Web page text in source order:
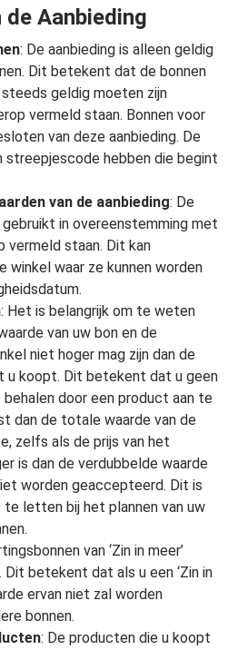
Aanbieding
: De aanbieding is alleen geldig
Dit betekent dat de bonnen
geldig moeten zijn
vermeld staan. Bonnen voor
van deze aanbieding. De
streepjescode hebben die begint
van de aanbieding: De
in overeenstemming met
vermeld staan. Dit kan
winkel waar ze kunnen worden
: Het is belangrijk om te weten
van uw bon en de
niet hoger mag zijn dan de
u koopt. Dit betekent dat u geen
door een product aan te
dan de totale waarde van de
zelfs als de prijs van het
is dan de verdubbelde waarde
worden geaccepteerd. Dit is
letten bij het plannen van uw
van ‘Zin in meer’
betekent dat als u een ‘Zin in
ervan niet zal worden
bonnen.
: De producten die u koopt